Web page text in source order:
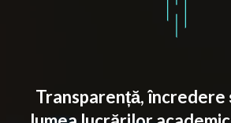
Transparență, încredere